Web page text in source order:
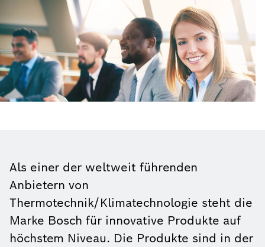
Als einer der weltweit führenden
Anbietern von
Thermotechnik/Klimatechnologie steht die
Marke Bosch für innovative Produkte auf
höchstem Niveau. Die Produkte sind in der